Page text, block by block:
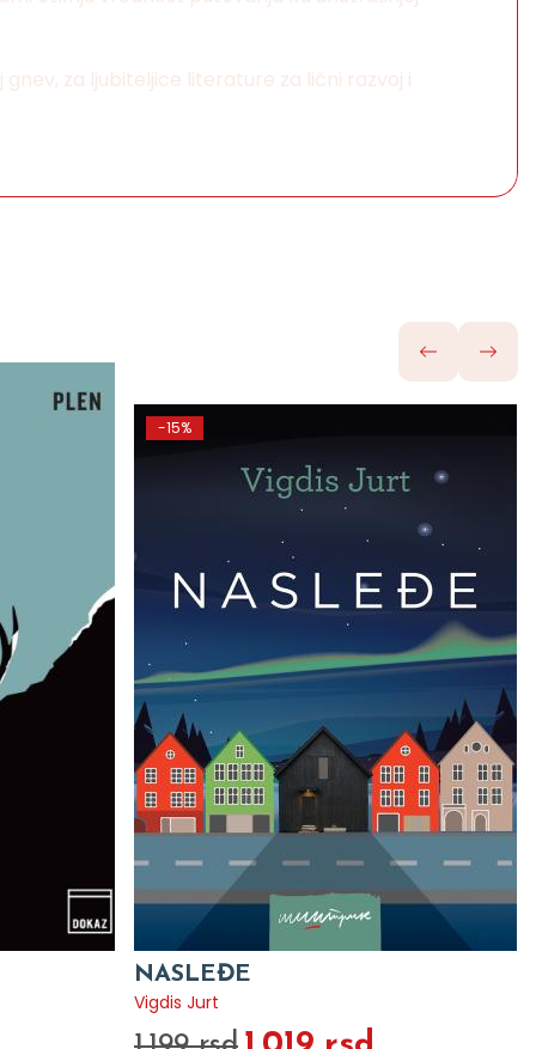
za ljubiteljice literature za lični razvoj i
-15%
NASLEĐE
Vigdis Jurt